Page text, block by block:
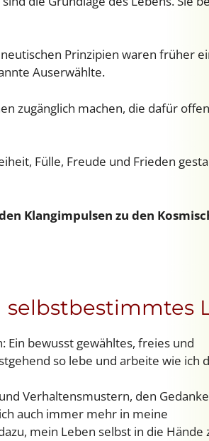
Prinzipien waren früher
Auserwählte.
zugänglich machen, die dafür
Fülle, Freude und Frieden
Klangimpulsen zu den
selbstbestimmtes
Ein bewusst gewähltes, freies und
so lebe und arbeite wie ich
Verhaltensmustern, den
auch immer mehr in meine
mein Leben selbst in die Hände